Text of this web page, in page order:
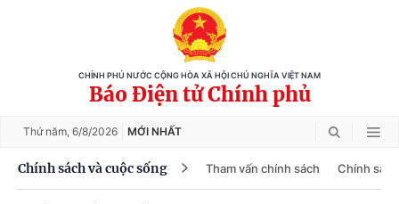
CHÍNH PHỦ NƯỚC CỘNG HÒA XÃ HỘI CHỦ NGHĨA VIỆT NAM
Báo Điện tử Chính phủ
Thứ năm, 6/8/2026 MỚI NHẤT
Chính sách và cuộc sống Tham vấn chính sách Chính